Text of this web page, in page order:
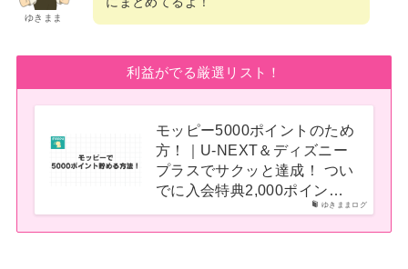
ゆきまま
利益がでる厳選リスト！
ゆきままログ
モッピー5000ポイントのため
方！｜U-NEXT＆ディズニー
プラスでサクッと達成！ つい
でに入会特典2,000ポイン…